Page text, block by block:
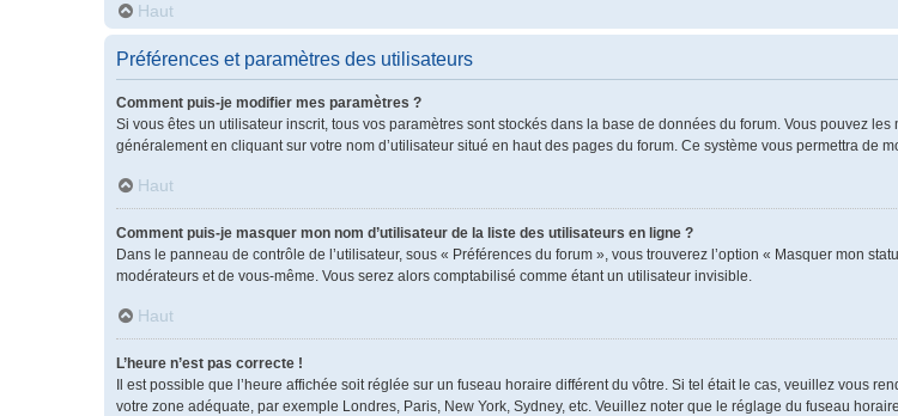
Haut
Préférences et paramètres des utilisateurs
Comment puis-je modifier mes paramètres ?
Si vous êtes un utilisateur inscrit, tous vos paramètres sont stockés dans la base de données du forum. Vous pouvez
généralement en cliquant sur votre nom d’utilisateur situé en haut des pages du forum. Ce système vous permettra de
Haut
Comment puis-je masquer mon nom d’utilisateur de la liste des utilisateurs en ligne ?
Dans le panneau de contrôle de l’utilisateur, sous « Préférences du forum », vous trouverez l’option « Masquer mon
modérateurs et de vous-même. Vous serez alors comptabilisé comme étant un utilisateur invisible.
Haut
L’heure n’est pas correcte !
Il est possible que l’heure affichée soit réglée sur un fuseau horaire différent du vôtre. Si tel était le cas, veuillez vous
votre zone adéquate, par exemple Londres, Paris, New York, Sydney, etc. Veuillez noter que le réglage du fuseau